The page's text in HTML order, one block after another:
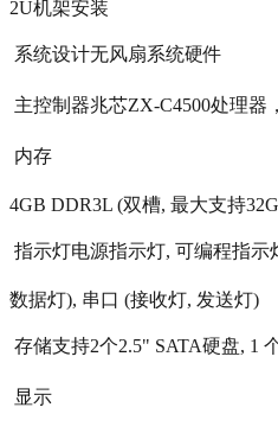
2U机架安装
 系统设计无风扇系统硬件
 主控制器兆芯ZX-C4500处理器
 内存
4GB DDR3L (双槽, 最大支持
 指示灯电源指示灯, 可编程指
数据灯), 串口 (接收灯, 发送灯)
 存储支持2个2.5" SATA硬盘, 1
 显示